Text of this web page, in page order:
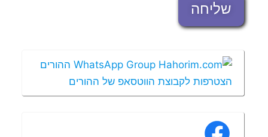
שליחה
הצטרפות לקבוצת הווטסאפ של ההורים